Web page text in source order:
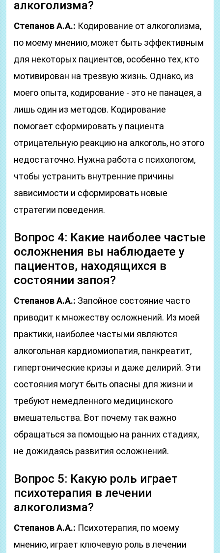
алкоголизма?
Степанов А.А.: Кодирование от алкоголизма,
по моему мнению, может быть эффективным
для некоторых пациентов, особенно тех, кто
мотивирован на трезвую жизнь. Однако, из
моего опыта, кодирование - это не панацея, а
лишь один из методов. Кодирование
помогает сформировать у пациента
отрицательную реакцию на алкоголь, но этого
недостаточно. Нужна работа с психологом,
чтобы устранить внутренние причины
зависимости и сформировать новые
стратегии поведения.
Вопрос 4: Какие наиболее частые
осложнения вы наблюдаете у
пациентов, находящихся в
состоянии запоя?
Степанов А.А.: Запойное состояние часто
приводит к множеству осложнений. Из моей
практики, наиболее частыми являются
алкогольная кардиомиопатия, панкреатит,
гипертонические кризы и даже делирий. Эти
состояния могут быть опасны для жизни и
требуют немедленного медицинского
вмешательства. Вот почему так важно
обращаться за помощью на ранних стадиях,
не дожидаясь развития осложнений.
Вопрос 5: Какую роль играет
психотерапия в лечении
алкоголизма?
Степанов А.А.: Психотерапия, по моему
мнению, играет ключевую роль в лечении